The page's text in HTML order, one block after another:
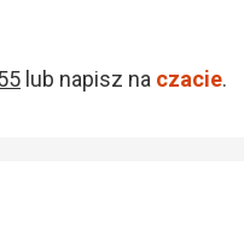
lub napisz na czacie.